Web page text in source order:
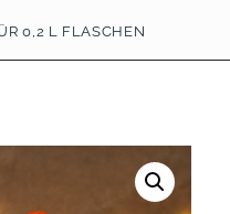
0,2 L FLASCHEN